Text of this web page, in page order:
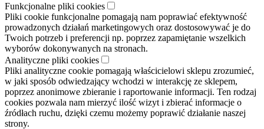
Funkcjonalne pliki cookies
Pliki cookie funkcjonalne pomagają nam poprawiać efektywność
prowadzonych działań marketingowych oraz dostosowywać je do
Twoich potrzeb i preferencji np. poprzez zapamiętanie wszelkich
wyborów dokonywanych na stronach.
Analityczne pliki cookies
Pliki analityczne cookie pomagają właścicielowi sklepu zrozumieć,
w jaki sposób odwiedzający wchodzi w interakcję ze sklepem,
poprzez anonimowe zbieranie i raportowanie informacji. Ten rodzaj
cookies pozwala nam mierzyć ilość wizyt i zbierać informacje o
źródłach ruchu, dzięki czemu możemy poprawić działanie naszej
strony.